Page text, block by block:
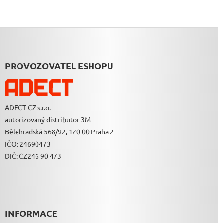
APROVOZOVATEL ESHOPU
ADECT CZ s.r.o.
autorizovaný distributor 3M
Bělehradská 568/92, 120 00 Praha 2
IČO: 24690473
DIČ: CZ246 90 473
INFORMACE